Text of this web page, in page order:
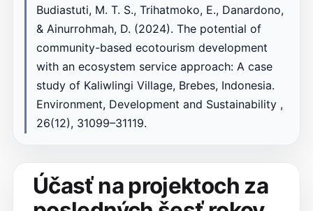
Budiastuti, M. T. S., Trihatmoko, E., Danardono,
& Ainurrohmah, D. (2024). The potential of
community-based ecotourism development
with an ecosystem service approach: A case
study of Kaliwlingi Village, Brebes, Indonesia.
Environment, Development and Sustainability ,
26(12), 31099–31119.
Účasť na projektoch za